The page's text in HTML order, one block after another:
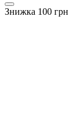
Знижка 100 грн